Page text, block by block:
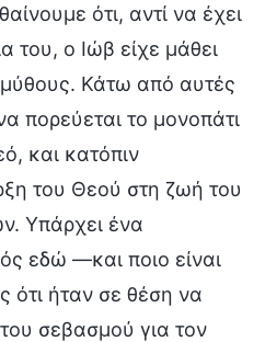
ότι, αντί να έχει
του, ο Ιώβ είχε μάθει
Κάτω από αυτές
πορεύεται το μονοπάτι
και κατόπιν
του Θεού στη ζωή του
Υπάρχει ένα
εδώ —και ποιο είναι
ότι ήταν σε θέση να
σεβασμού για τον